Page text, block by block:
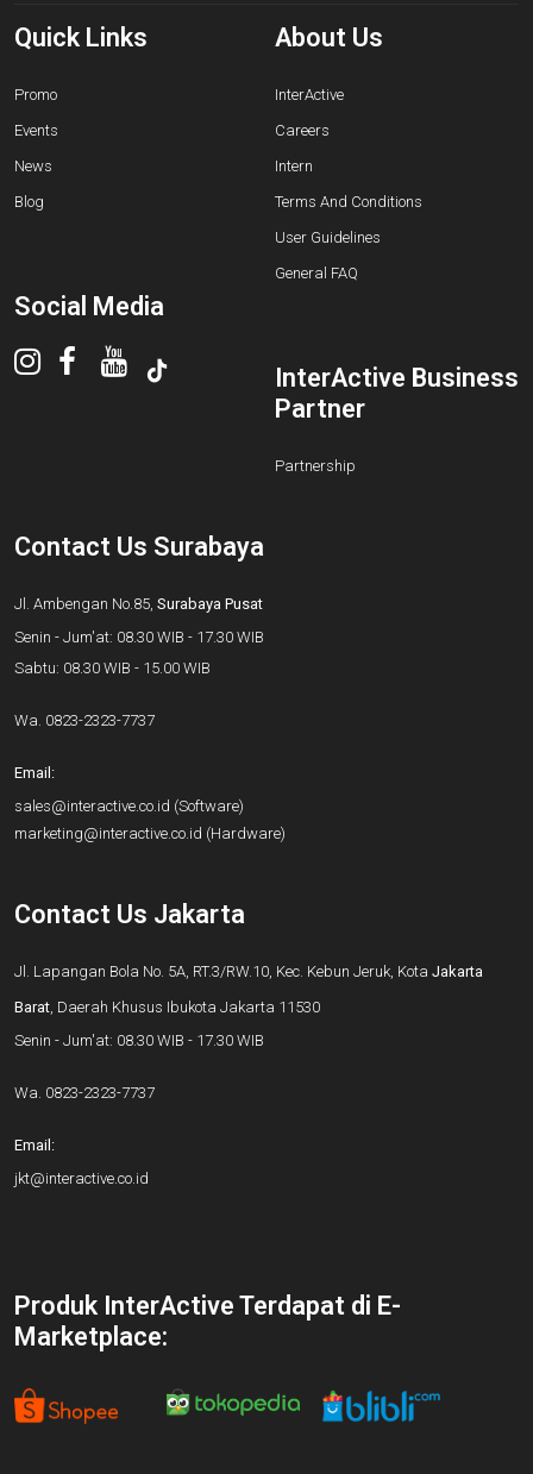
Quick Links
Promo
Events
News
Blog
Social Media
About Us
InterActive
Careers
Intern
Terms And Conditions
User Guidelines
General FAQ
InterActive Business
Partner
Partnership
Contact Us Surabaya
Jl. Ambengan No.85, Surabaya Pusat
Senin - Jum'at: 08.30 WIB - 17.30 WIB
Sabtu: 08.30 WIB - 15.00 WIB
Wa. 0823-2323-7737
Email:
sales@interactive.co.id (Software)
marketing@interactive.co.id (Hardware)
Contact Us Jakarta
Jl. Lapangan Bola No. 5A, RT.3/RW.10, Kec. Kebun Jeruk, Kota Jakarta
Barat, Daerah Khusus Ibukota Jakarta 11530
Senin - Jum'at: 08.30 WIB - 17.30 WIB
Wa. 0823-2323-7737
Email:
jkt@interactive.co.id
Produk InterActive Terdapat di E-
Marketplace: